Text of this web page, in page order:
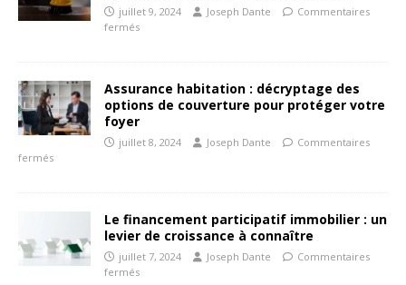
juillet 9, 2024 Joseph Dante
Commentaires
fermés
Assurance habitation : décryptage des
options de couverture pour protéger votre
foyer
juillet 8, 2024 Joseph Dante
Commentaires
fermés
Le financement participatif immobilier : un
levier de croissance à connaître
juillet 7, 2024 Joseph Dante
Commentaires
fermés